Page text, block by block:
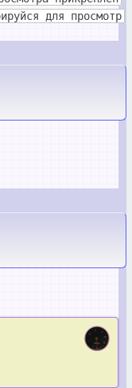
для просмотр